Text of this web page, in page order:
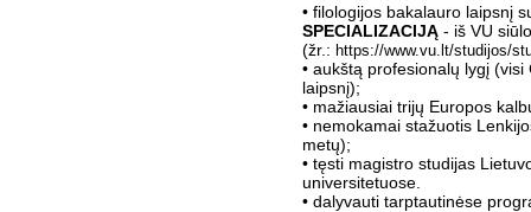
• filologijos bakalauro laipsnį
SPECIALIZACIJĄ - iš VU
(žr.: https://www.vu.lt/studijos/
• aukštą profesionalų lygį
laipsnį);
• mažiausiai trijų Europos
• nemokamai stažuotis
metų);
• tęsti magistro studijas
universitetuose.
• dalyvauti tarptautinėse